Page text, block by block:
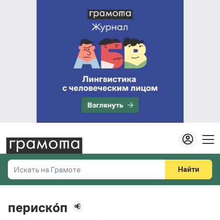
Искать на Грамоте
Справочная служба
Найти
периско́п